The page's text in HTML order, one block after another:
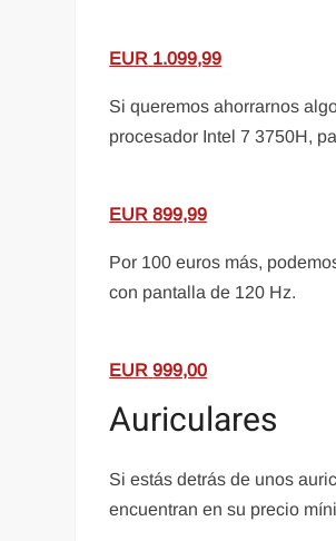
EUR 1.099,99
Si queremos ahorrarnos
procesador Intel 7 3750H,
EUR 899,99
Por 100 euros más,
con pantalla de 120 Hz.
EUR 999,00
Auriculares
Si estás detrás de unos
encuentran en su precio